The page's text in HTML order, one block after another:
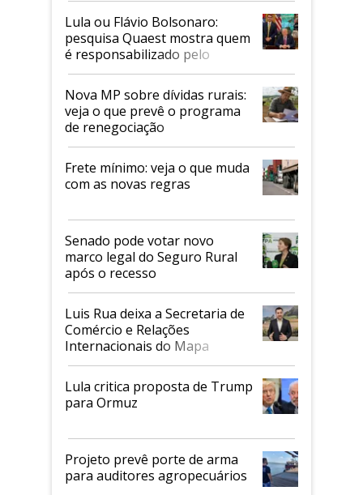
Lula ou Flávio Bolsonaro:
pesquisa Quaest mostra quem
é responsabilizado pelo
tarifaço dos EUA
Nova MP sobre dívidas rurais:
veja o que prevê o programa
de renegociação
Frete mínimo: veja o que muda
com as novas regras
Senado pode votar novo
marco legal do Seguro Rural
após o recesso
Luis Rua deixa a Secretaria de
Comércio e Relações
Internacionais do Mapa
Lula critica proposta de Trump
para Ormuz
Projeto prevê porte de arma
para auditores agropecuários